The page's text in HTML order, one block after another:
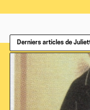
Derniers articles de